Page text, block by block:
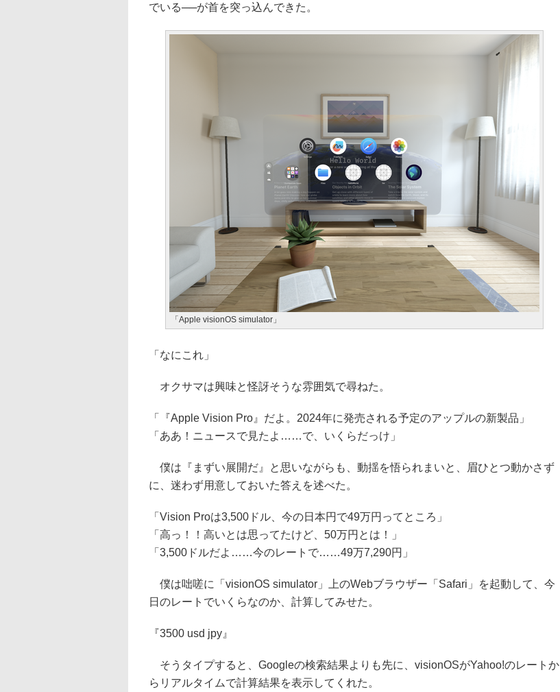
でいる──が首を突っ込んできた。
「Apple visionOS simulator」
「なにこれ」
オクサマは興味と怪訝そうな雰囲気で尋ねた。
「『Apple Vision Pro』だよ。2024年に発売される予定のアップルの新製品」
「ああ！ニュースで見たよ……で、いくらだっけ」
僕は『まずい展開だ』と思いながらも、動揺を悟られまいと、眉ひとつ動かさず
に、迷わず用意しておいた答えを述べた。
「Vision Proは3,500ドル、今の日本円で49万円ってところ」
「高っ！！高いとは思ってたけど、50万円とは！」
「3,500ドルだよ……今のレートで……49万7,290円」
僕は咄嗟に「visionOS simulator」上のWebブラウザー「Safari」を起動して、今
日のレートでいくらなのか、計算してみせた。
『3500 usd jpy』
そうタイプすると、Googleの検索結果よりも先に、visionOSがYahoo!のレートか
らリアルタイムで計算結果を表示してくれた。